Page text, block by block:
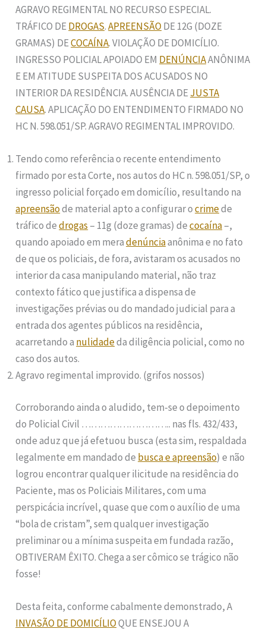
AGRAVO REGIMENTAL NO RECURSO ESPECIAL.
TRÁFICO DEDROGAS.APREENSÃO DE 12G (DOZE
GRAMAS) DECOCAÍNA. VIOLAÇÃO DE DOMICÍLIO.
INGRESSO POLICIAL APOIADO EM DENÚNCIAANÔNIMA
E EM ATITUDE SUSPEITA DOS ACUSADOS NO
INTERIOR DA RESIDÊNCIA. AUSÊNCIA DEJUSTA
CAUSA. APLICAÇÃO DO ENTENDIMENTO FIRMADO NO
HC N. 598.051/SP. AGRAVO REGIMENTAL IMPROVIDO.
Tendo como referência o recente entendimento
firmado por esta Corte, nos autos do HC n. 598.051/SP, o
ingresso policial forçado em domicílio, resultando na
apreensãode material apto a configurar ocrimede
tráfico dedrogas – 11g (doze gramas) decocaína–,
quando apoiado em meradenúnciaanônima e no fato
de que os policiais, de fora, avistaram os acusados no
interior da casa manipulando material, não traz
contexto fático que justifica a dispensa de
investigações prévias ou do mandado judicial para a
entrada dos agentes públicos na residência,
acarretando a nulidadeda diligência policial, como no
caso dos autos.
Agravo regimental improvido. (grifos nossos)
Corroborando ainda o aludido, tem-se o depoimento
do Policial Civil ……………………….. nas fls. 432/433,
onde aduz que já efetuou busca (esta sim, respaldada
legalmente em mandado de busca e apreensão) e não
logrou encontrar qualquer ilicitude na residência do
Paciente, mas os Policiais Militares, com uma
perspicácia incrível, quase que com o auxílio de uma
“bola de cristam”, sem qualquer investigação
preliminar ou a mínima suspeita em fundada razão,
OBTIVERAM ÊXITO. Chega a ser cômico se trágico não
fosse!
Desta feita, conforme cabalmente demonstrado, A
INVASÃO DE DOMICÍLIOQUE ENSEJOU A